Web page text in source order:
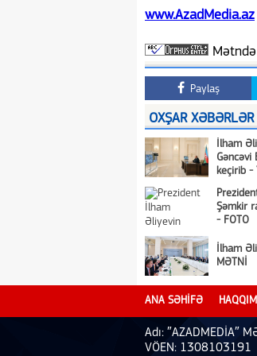
www.AzadMedia.az
Paylaş
OXŞAR XƏBƏRLƏR
İlham
Gəncəvi
keçirib -
Şəmkir
- FOTO
İlham
MƏTNİ
ANA SƏHİFƏ
Adı: ″AZADMEDİA″
VÖEN: 1308103191